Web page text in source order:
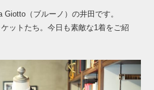
Giotto（ブルーノ）の井田です。
ットたち。今日も素敵な1着をご紹